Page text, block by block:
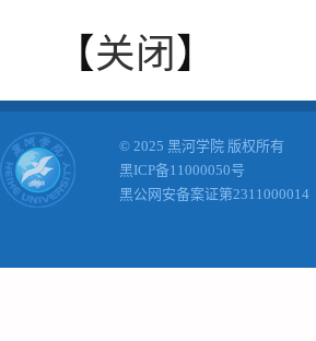
【关闭 】
© 2025 黑河学院 版权所有
黑ICP备11000050号
黑公网安备案证第2311000014